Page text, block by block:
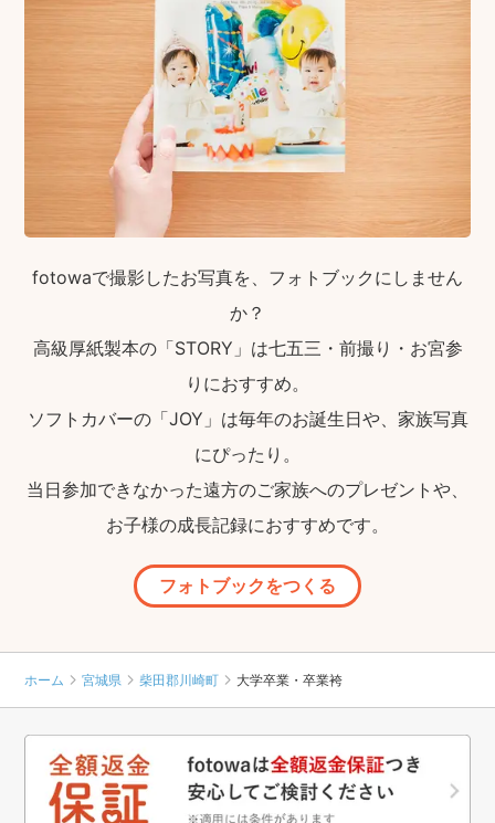
fotowaで撮影したお写真を、フォトブックにしません
か？
高級厚紙製本の「STORY」は七五三・前撮り・お宮参
りにおすすめ。
ソフトカバーの「JOY」は毎年のお誕生日や、家族写真
にぴったり。
当日参加できなかった遠方のご家族へのプレゼントや、
お子様の成長記録におすすめです。
フォトブックをつくる
ホーム 宮城県 柴田郡川崎町 大学卒業・卒業袴